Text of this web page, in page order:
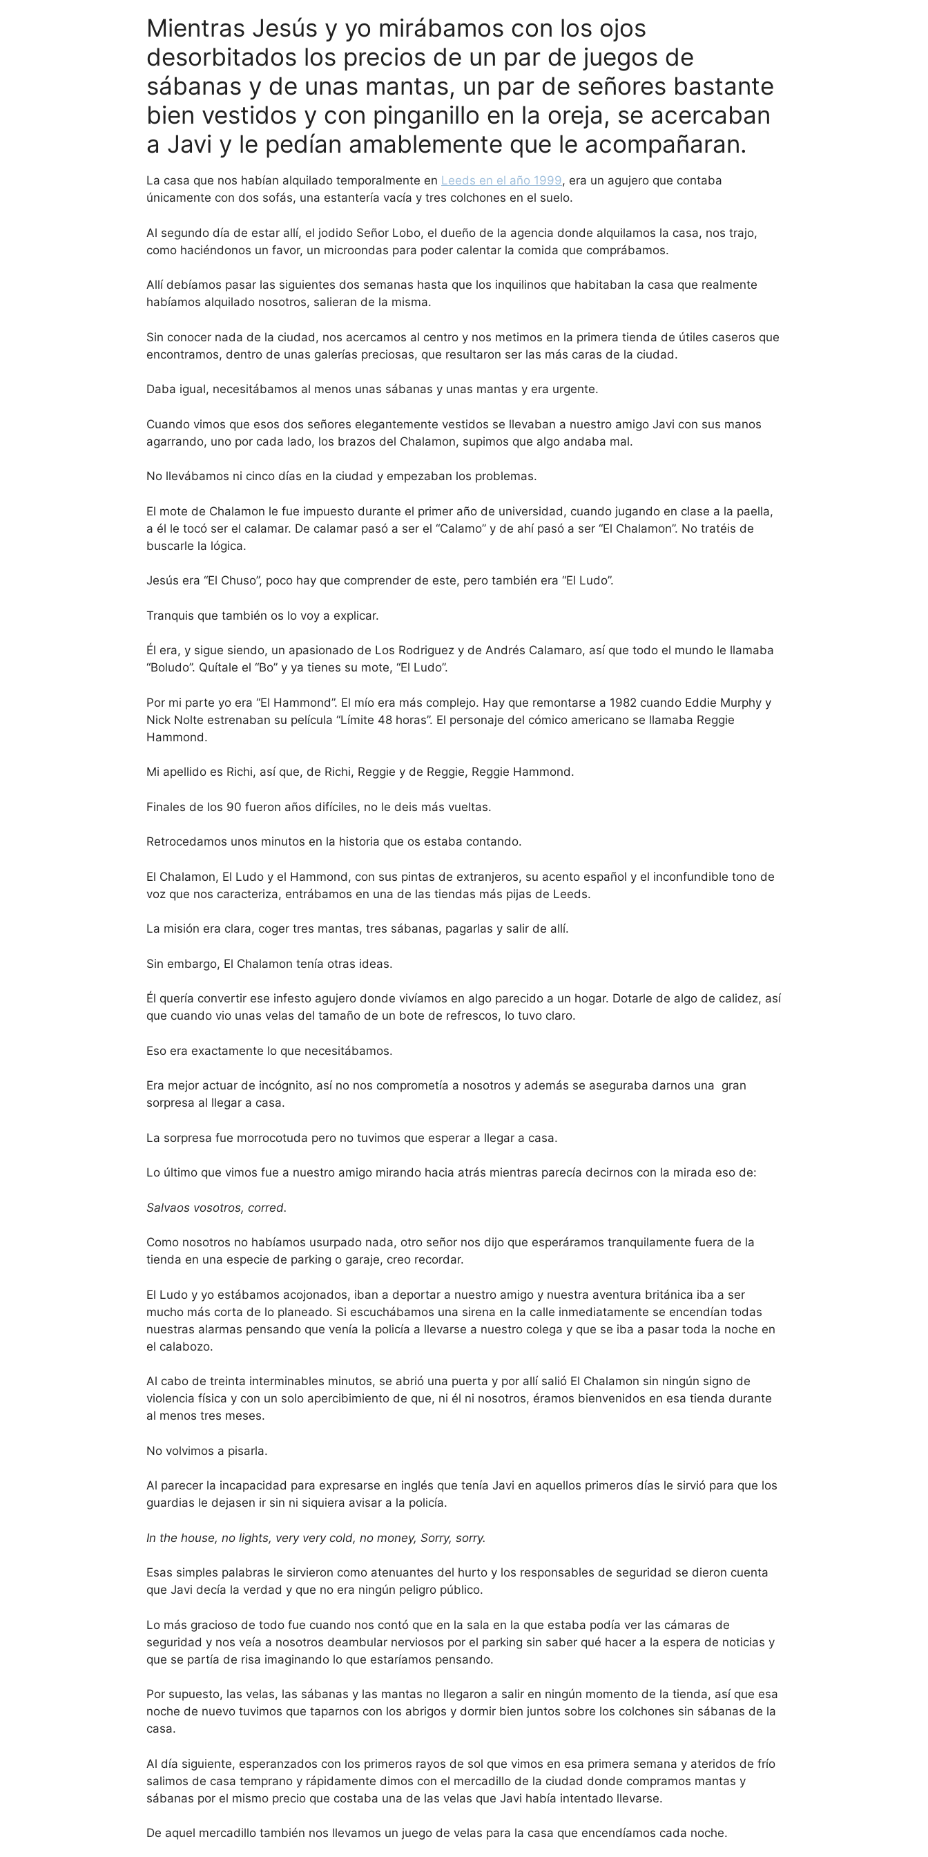
Mientras Jesús y yo mirábamos con los ojos
desorbitados los precios de un par de juegos de
sábanas y de unas mantas, un par de señores bastante
bien vestidos y con pinganillo en la oreja, se acercaban
a Javi y le pedían amablemente que le acompañaran.
La casa que nos habían alquilado temporalmente en Leeds en el año 1999, era un agujero que contaba
únicamente con dos sofás, una estantería vacía y tres colchones en el suelo.
Al segundo día de estar allí, el jodido Señor Lobo, el dueño de la agencia donde alquilamos la casa, nos trajo,
como haciéndonos un favor, un microondas para poder calentar la comida que comprábamos.
Allí debíamos pasar las siguientes dos semanas hasta que los inquilinos que habitaban la casa que realmente
habíamos alquilado nosotros, salieran de la misma.
Sin conocer nada de la ciudad, nos acercamos al centro y nos metimos en la primera tienda de útiles caseros que
encontramos, dentro de unas galerías preciosas, que resultaron ser las más caras de la ciudad.
Daba igual, necesitábamos al menos unas sábanas y unas mantas y era urgente.
Cuando vimos que esos dos señores elegantemente vestidos se llevaban a nuestro amigo Javi con sus manos
agarrando, uno por cada lado, los brazos del Chalamon, supimos que algo andaba mal.
No llevábamos ni cinco días en la ciudad y empezaban los problemas.
El mote de Chalamon le fue impuesto durante el primer año de universidad, cuando jugando en clase a la paella,
a él le tocó ser el calamar. De calamar pasó a ser el “Calamo” y de ahí pasó a ser “El Chalamon”. No tratéis de
buscarle la lógica.
Jesús era “El Chuso”, poco hay que comprender de este, pero también era “El Ludo”.
Tranquis que también os lo voy a explicar.
Él era, y sigue siendo, un apasionado de Los Rodriguez y de Andrés Calamaro, así que todo el mundo le llamaba
“Boludo”. Quítale el “Bo” y ya tienes su mote, “El Ludo”.
Por mi parte yo era “El Hammond”. El mío era más complejo. Hay que remontarse a 1982 cuando Eddie Murphy y
Nick Nolte estrenaban su película “Límite 48 horas”. El personaje del cómico americano se llamaba Reggie
Hammond.
Mi apellido es Richi, así que, de Richi, Reggie y de Reggie, Reggie Hammond.
Finales de los 90 fueron años difíciles, no le deis más vueltas.
Retrocedamos unos minutos en la historia que os estaba contando.
El Chalamon, El Ludo y el Hammond, con sus pintas de extranjeros, su acento español y el inconfundible tono de
voz que nos caracteriza, entrábamos en una de las tiendas más pijas de Leeds.
La misión era clara, coger tres mantas, tres sábanas, pagarlas y salir de allí.
Sin embargo, El Chalamon tenía otras ideas.
Él quería convertir ese infesto agujero donde vivíamos en algo parecido a un hogar. Dotarle de algo de calidez, así
que cuando vio unas velas del tamaño de un bote de refrescos, lo tuvo claro.
Eso era exactamente lo que necesitábamos.
Era mejor actuar de incógnito, así no nos comprometía a nosotros y además se aseguraba darnos una gran
sorpresa al llegar a casa.
La sorpresa fue morrocotuda pero no tuvimos que esperar a llegar a casa.
Lo último que vimos fue a nuestro amigo mirando hacia atrás mientras parecía decirnos con la mirada eso de:
Salvaos vosotros, corred.
Como nosotros no habíamos usurpado nada, otro señor nos dijo que esperáramos tranquilamente fuera de la
tienda en una especie de parking o garaje, creo recordar.
El Ludo y yo estábamos acojonados, iban a deportar a nuestro amigo y nuestra aventura británica iba a ser
mucho más corta de lo planeado. Si escuchábamos una sirena en la calle inmediatamente se encendían todas
nuestras alarmas pensando que venía la policía a llevarse a nuestro colega y que se iba a pasar toda la noche en
el calabozo.
Al cabo de treinta interminables minutos, se abrió una puerta y por allí salió El Chalamon sin ningún signo de
violencia física y con un solo apercibimiento de que, ni él ni nosotros, éramos bienvenidos en esa tienda durante
al menos tres meses.
No volvimos a pisarla.
Al parecer la incapacidad para expresarse en inglés que tenía Javi en aquellos primeros días le sirvió para que los
guardias le dejasen ir sin ni siquiera avisar a la policía.
In the house, no lights, very very cold, no money, Sorry, sorry.
Esas simples palabras le sirvieron como atenuantes del hurto y los responsables de seguridad se dieron cuenta
que Javi decía la verdad y que no era ningún peligro público.
Lo más gracioso de todo fue cuando nos contó que en la sala en la que estaba podía ver las cámaras de
seguridad y nos veía a nosotros deambular nerviosos por el parking sin saber qué hacer a la espera de noticias y
que se partía de risa imaginando lo que estaríamos pensando.
Por supuesto, las velas, las sábanas y las mantas no llegaron a salir en ningún momento de la tienda, así que esa
noche de nuevo tuvimos que taparnos con los abrigos y dormir bien juntos sobre los colchones sin sábanas de la
casa.
Al día siguiente, esperanzados con los primeros rayos de sol que vimos en esa primera semana y ateridos de frío
salimos de casa temprano y rápidamente dimos con el mercadillo de la ciudad donde compramos mantas y
sábanas por el mismo precio que costaba una de las velas que Javi había intentado llevarse.
De aquel mercadillo también nos llevamos un juego de velas para la casa que encendíamos cada noche.